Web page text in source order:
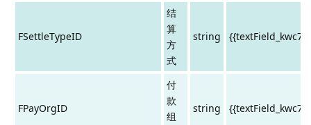
FSettleTypeID
结
算
方
式
string
FPayOrgID
付
款
组
string